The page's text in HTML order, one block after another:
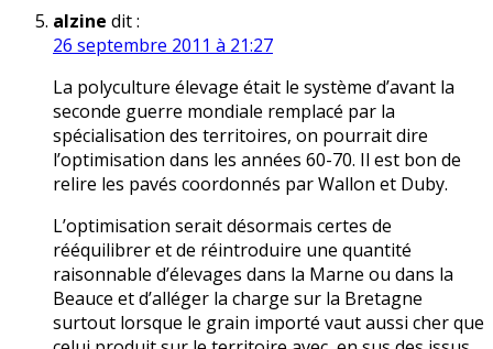
alzine dit :
26 septembre 2011 à 21:27
La polyculture élevage était le système d’avant la
seconde guerre mondiale remplacé par la
spécialisation des territoires, on pourrait dire
l’optimisation dans les années 60-70. Il est bon de
relire les pavés coordonnés par Wallon et Duby.
L’optimisation serait désormais certes de
rééquilibrer et de réintroduire une quantité
raisonnable d’élevages dans la Marne ou dans la
Beauce et d’alléger la charge sur la Bretagne
surtout lorsque le grain importé vaut aussi cher que